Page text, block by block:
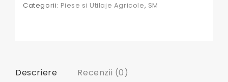
Categorii: Piese si Utilaje Agricole, SM
Descriere Recenzii (0)